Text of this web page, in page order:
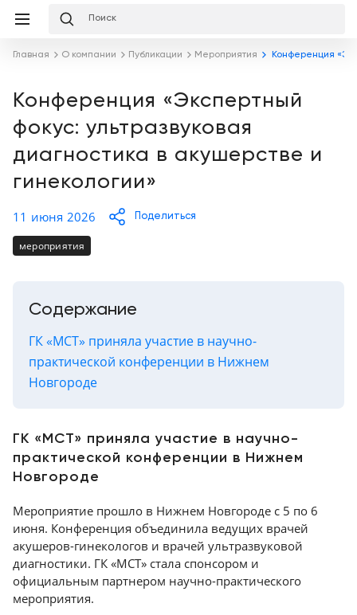
Клиника
ключ
кабинет
под
ваш
запрос
Каталог
компании
Услуги
Лизинг
Льготное
кредитование
Сервисное
Обучение
медицинского
бизнеса
Консалтинг
Демозалы
и
оплата
Отзывы
о
товарах
Контакты
Главная О компании Публикации Мероприятия Конференция
Конференция «Экспертный
фокус: ультразвуковая
диагностика в акушерстве и
гинекологии»
11 июня 2026 Поделиться
мероприятия
Содержание
ГК «МСТ» приняла участие в научно-
практической конференции в Нижнем
Новгороде
ГК «МСТ» приняла участие в научно-
практической конференции в Нижнем
Новгороде
Мероприятие прошло в Нижнем Новгороде с 5 по 6
июня. Конференция объединила ведущих врачей
акушеров-гинекологов и врачей ультразвуковой
диагностики. ГК «МСТ» стала спонсором и
официальным партнером научно-практического
мероприятия.